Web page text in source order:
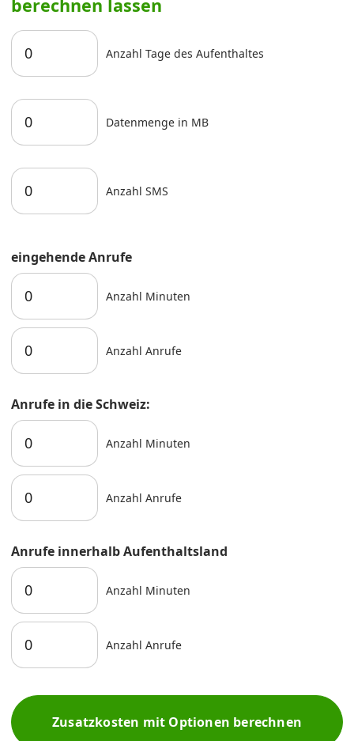
berechnen lassen
Anzahl Tage des Aufenthaltes
Datenmenge in MB
Anzahl SMS
eingehende Anrufe
Anzahl Minuten
Anzahl Anrufe
Anrufe in die Schweiz:
Anzahl Minuten
Anzahl Anrufe
Anrufe innerhalb Aufenthaltsland
Anzahl Minuten
Anzahl Anrufe
Zusatzkosten mit Optionen berechnen